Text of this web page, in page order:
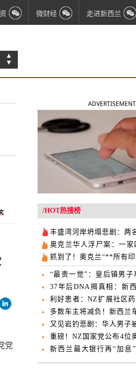
微财经 走进新西兰
▲
▼
党
ADVERTISEMENT
/HOT热搜榜
丰盛湾河岸坍塌悲剧：两
警员曾徒手挖掘营救
奥克兰华人浮尸案：一家
杀人”起诉 身份首度公开
抓到了！奥克兰“**所有
落网！将于今日出庭受审
“最贵一觉”：皇后镇男子
收800纽币罚单
37年后DNA揭真相：新
被加刑10年
利好患者：NZ扩展社区
GP可低价或免费取药
多数车主将减负！新西兰
变革
又见岩钓悲剧：华人男子
验尸官披露死因
重磅！NZ国家党公布4位
选人！全力冲刺2026年大
新西兰最大银行再“加息
调房贷利率